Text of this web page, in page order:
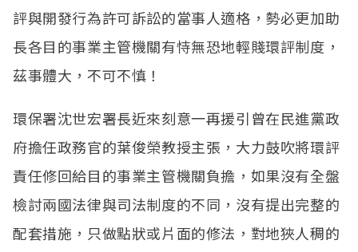
評與開發行為許可訴訟的當事人適格，勢必更加助
長各目的事業主管機關有恃無恐地輕賤環評制度，
茲事體大，不可不慎！
環保署沈世宏署長近來刻意一再援引曾在民進黨政
府擔任政務官的葉俊榮教授主張，大力鼓吹將環評
責任修回給目的事業主管機關負擔，如果沒有全盤
檢討兩國法律與司法制度的不同，沒有提出完整的
配套措施，只做點狀或片面的修法，對地狹人稠的